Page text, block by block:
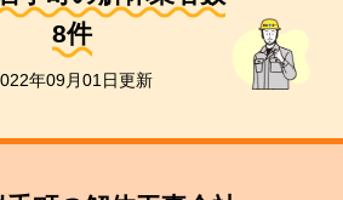
8件
年09月01日更新